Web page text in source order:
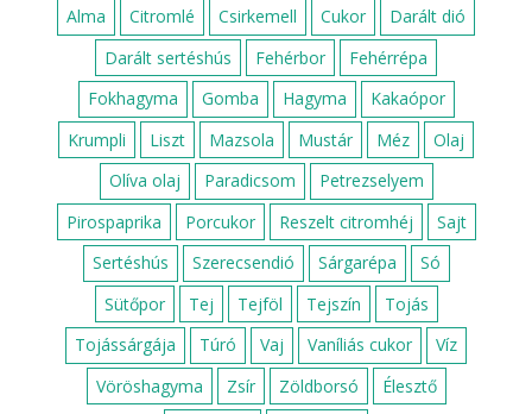
Alma Citromlé Csirkemell Cukor
Darált dió
Darált sertéshús
Fehérbor
Fehérrépa
Fokhagyma
Gomba Hagyma
Kakaópor
Krumpli
Liszt Mazsola Mustár Méz
Olaj
Olíva olaj
Paradicsom
Petrezselyem
Pirospaprika
Porcukor Reszelt citromhéj
Sajt
Sertéshús
Szerecsendió Sárgarépa
Só
Sütőpor
Tej Tejföl Tejszín
Tojás
Tojássárgája
Túró Vaj Vaníliás cukor
Víz
Vöröshagyma
Zsír Zöldborsó
Élesztő